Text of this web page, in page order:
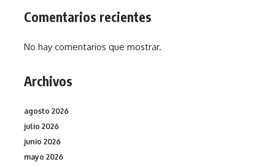
Comentarios recientes
No hay comentarios que mostrar.
Archivos
agosto 2026
julio 2026
junio 2026
mayo 2026